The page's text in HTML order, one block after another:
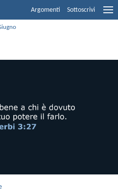
Argomenti Sottoscrivi